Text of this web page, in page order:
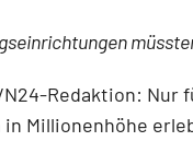
N24-Redaktion: Nur
Millionenhöhe